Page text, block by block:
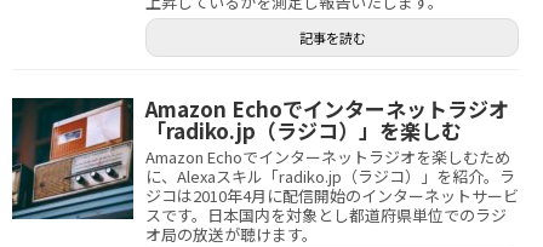
記事を読む
Amazon Echoでインターネットラジオ
「radiko.jp（ラジコ）」を楽しむ
Amazon Echoでインターネットラジオを楽しむため
に、Alexaスキル「radiko.jp（ラジコ）」を紹介。ラ
ジコは2010年4月に配信開始のインターネットサービ
スです。日本国内を対象とし都道府県単位でのラジ
オ局の放送が聴けます。